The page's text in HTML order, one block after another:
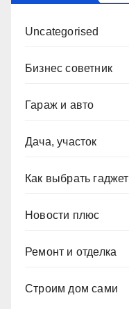
Uncategorised
Бизнес советник
Гараж и авто
Дача, участок
Как выбрать гаджет
Новости плюс
Ремонт и отделка
Строим дом сами